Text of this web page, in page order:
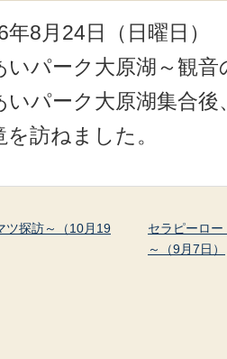
年8月24日（日曜日）
いパーク大原湖～観音
いパーク大原湖集合
訪ねました。
ツ探訪～（10月19
セラピーロ
～（9月7日）